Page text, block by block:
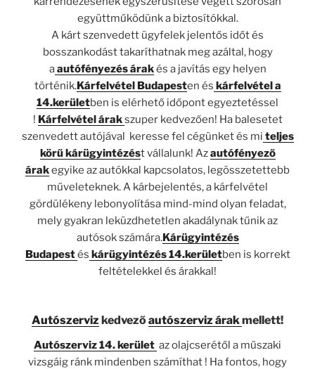
együttműködünk a biztosítókkal.
A kárt szenvedett ügyfelek jelentős időt és
bosszankodást takaríthatnak meg azáltal, hogy
aautófényezés árakés a javítás egy helyen
történik.Kárfelvétel Budapesten és kárfelvétel a
14.kerületben is elérhető időpont egyeztetéssel
! Kárfelvétel árakszuper kedvezően! Ha balesetet
szenvedett autójával keresse fel cégünket és mi teljes
körű kárügyintézést vállalunk! Azautófényező
árakegyike az autókkal kapcsolatos, legösszetettebb
műveleteknek. A kárbejelentés, a kárfelvétel
gördülékeny lebonyolítása mind-mind olyan feladat,
mely gyakran leküzdhetetlen akadálynak tűnik az
autósok számára.Kárügyintézés
Budapestés kárügyintézés 14.kerületben is korrekt
feltételekkel és árakkal!
Autószerviz kedvezőautószerviz árak mellett!
Autószerviz 14. kerület az olajcserétől a műszaki
vizsgáig ránk mindenben számíthat ! Ha fontos, hogy